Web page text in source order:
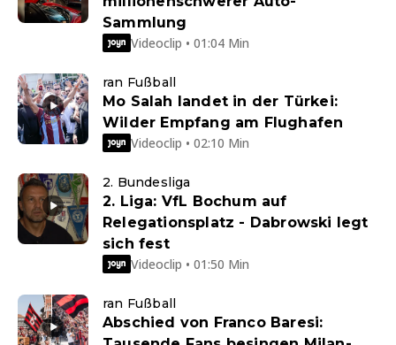
Sammlung
Videoclip • 01:04 Min
ran Fußball
Mo Salah landet in der Türkei:
Wilder Empfang am Flughafen
Videoclip • 02:10 Min
2. Bundesliga
2. Liga: VfL Bochum auf
Relegationsplatz - Dabrowski legt
sich fest
Videoclip • 01:50 Min
ran Fußball
Abschied von Franco Baresi: